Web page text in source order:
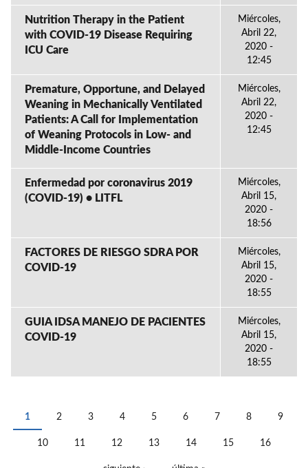
Nutrition Therapy in the Patient
with COVID-19 Disease Requiring
ICU Care
Miércoles,
Abril 22,
2020 -
12:45
Premature, Opportune, and Delayed
Weaning in Mechanically Ventilated
Patients: A Call for Implementation
of Weaning Protocols in Low- and
Middle-Income Countries
Miércoles,
Abril 22,
2020 -
12:45
Enfermedad por coronavirus 2019
(COVID-19) • LITFL
Miércoles,
Abril 15,
2020 -
18:56
FACTORES DE RIESGO SDRA POR
COVID-19
Miércoles,
Abril 15,
2020 -
18:55
GUIA IDSA MANEJO DE PACIENTES
COVID-19
Miércoles,
Abril 15,
2020 -
18:55
PÁGINAS
1 2 3 4 5 6 7 8 9
10 11 12 13 14 15 16